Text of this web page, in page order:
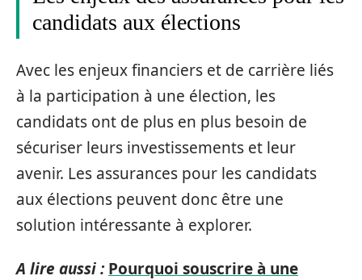
candidats aux élections
Avec les enjeux financiers et de carrière liés
à la participation à une élection, les
candidats ont de plus en plus besoin de
sécuriser leurs investissements et leur
avenir. Les assurances pour les candidats
aux élections peuvent donc être une
solution intéressante à explorer.
A lire aussi : Pourquoi souscrire à une